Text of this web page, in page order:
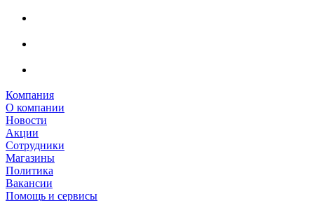
Компания
О компании
Новости
Акции
Сотрудники
Магазины
Политика
Вакансии
Помощь и сервисы